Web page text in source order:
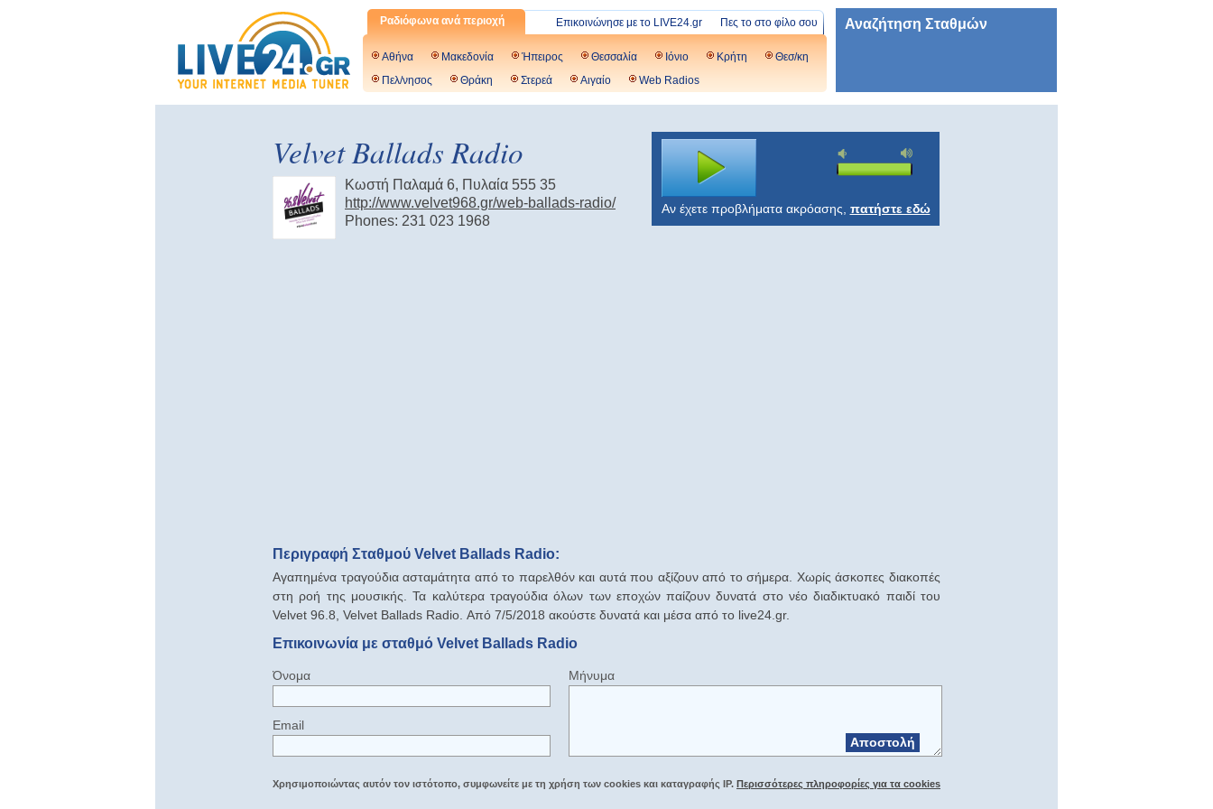
Ραδιόφωνα ανά περιοχή Πες το στο φίλο σου
Επικοινώνησε με το LIVE24.gr
Αθήνα Μακεδονία Ήπειρος Θεσσαλία Ιόνιο Κρήτη
Θεσ/κη
Πελ/νησος
Θράκη Στερεά Αιγαίο Web Radios
Αναζήτηση Σταθμών
Velvet Ballads Radio
Κωστή Παλαμά 6, Πυλαία 555 35
http://www.velvet968.gr/web-ballads-radio/
Phones: 231 023 1968
Αν έχετε προβλήματα ακρόασης, πατήστε εδώ
Περιγραφή Σταθμού Velvet Ballads Radio:
Αγαπημένα τραγούδια ασταμάτητα από το παρελθόν και αυτά που αξίζουν από το σήμερα. Χωρίς άσκοπες διακοπές
στη ροή της μουσικής. Τα καλύτερα τραγούδια όλων των εποχών παίζουν δυνατά στο νέο διαδικτυακό παιδί του
Velvet 96.8, Velvet Ballads Radio. Από 7/5/2018 ακούστε δυνατά και μέσα από το live24.gr.
Επικοινωνία με σταθμό Velvet Ballads Radio
Όνομα
Email
Μήνυμα
Αποστολή
Χρησιμοποιώντας αυτόν τον ιστότοπο, συμφωνείτε με τη χρήση των cookies και καταγραφής IP. Περισσότερες πληροφορίες για τα cookies